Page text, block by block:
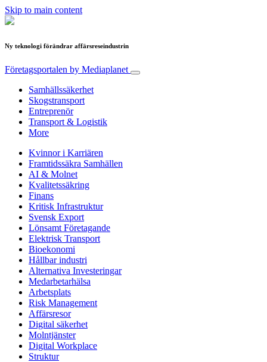
Skip to main content
Ny teknologi förändrar affärsreseindustrin
Företagsportalen by Mediaplanet
Samhällssäkerhet
Skogstransport
Entreprenör
Transport & Logistik
More
Kvinnor i Karriären
Framtidssäkra Samhällen
AI & Molnet
Kvalitetssäkring
Finans
Kritisk Infrastruktur
Svensk Export
Lönsamt Företagande
Elektrisk Transport
Bioekonomi
Hållbar industri
Alternativa Investeringar
Medarbetarhälsa
Arbetsplats
Risk Management
Affärsresor
Digital säkerhet
Molntjänster
Digital Workplace
Struktur